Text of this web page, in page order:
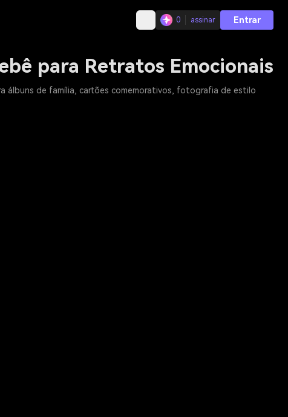
0 assinar Entrar
para Retratos Emocionais
álbuns de família, cartões comemorativos, fotografia de estilo